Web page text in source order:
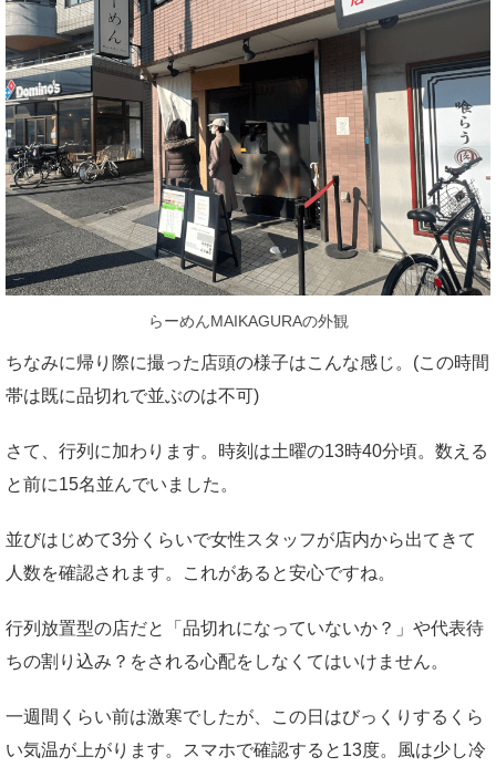
らーめんMAIKAGURAの外観
ちなみに帰り際に撮った店頭の様子はこんな感じ。(この時間
帯は既に品切れで並ぶのは不可)
さて、行列に加わります。時刻は土曜の13時40分頃。数える
と前に15名並んでいました。
並びはじめて3分くらいで女性スタッフが店内から出てきて
人数を確認されます。これがあると安心ですね。
行列放置型の店だと「品切れになっていないか？」や代表待
ちの割り込み？をされる心配をしなくてはいけません。
一週間くらい前は激寒でしたが、この日はびっくりするくら
い気温が上がります。スマホで確認すると13度。風は少し冷